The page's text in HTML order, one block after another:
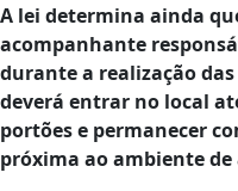
A lei determina ainda
acompanhante
durante a realização
deverá entrar no local
portões e permanecer
próxima ao ambiente de